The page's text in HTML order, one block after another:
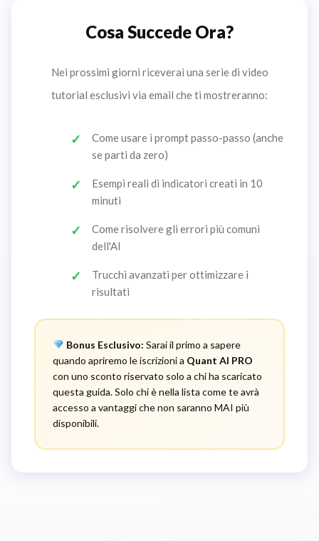
Cosa Succede Ora?
Nei prossimi giorni riceverai una serie di video
tutorial esclusivi via email che ti mostreranno:
Come usare i prompt passo-passo (anche
se parti da zero)
Esempi reali di indicatori creati in 10
minuti
Come risolvere gli errori più comuni
dell'AI
Trucchi avanzati per ottimizzare i
risultati
Bonus Esclusivo: Sarai il primo a sapere
quando apriremo le iscrizioni a Quant AI PRO
con uno sconto riservato solo a chi ha scaricato
questa guida. Solo chi è nella lista come te avrà
accesso a vantaggi che non saranno MAI più
disponibili.